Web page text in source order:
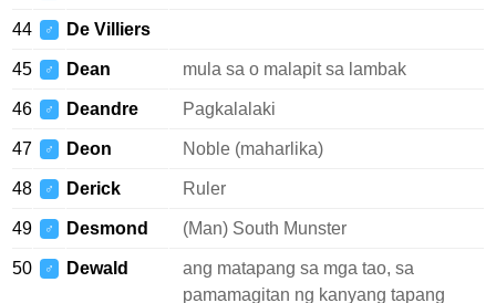
44 ♂ De Villiers
45 ♂ Dean mula sa o malapit sa lambak
46 ♂ Deandre Pagkalalaki
47 ♂ Deon Noble (maharlika)
48 ♂ Derick Ruler
49 ♂ Desmond (Man) South Munster
50 ♂ Dewald
ang matapang sa mga tao, sa
pamamagitan ng kanyang tapang